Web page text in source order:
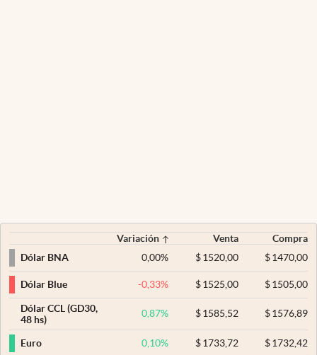
Variación Venta
Compra
Dólar BNA
0,00% $ 1520,00 $1470,00
Dólar Blue -0,33% $ 1525,00 $1505,00
Dólar CCL (GD30,
48 hs)
0,87% $ 1585,52 $1576,89
Euro 0,10% $ 1733,72 $1732,42